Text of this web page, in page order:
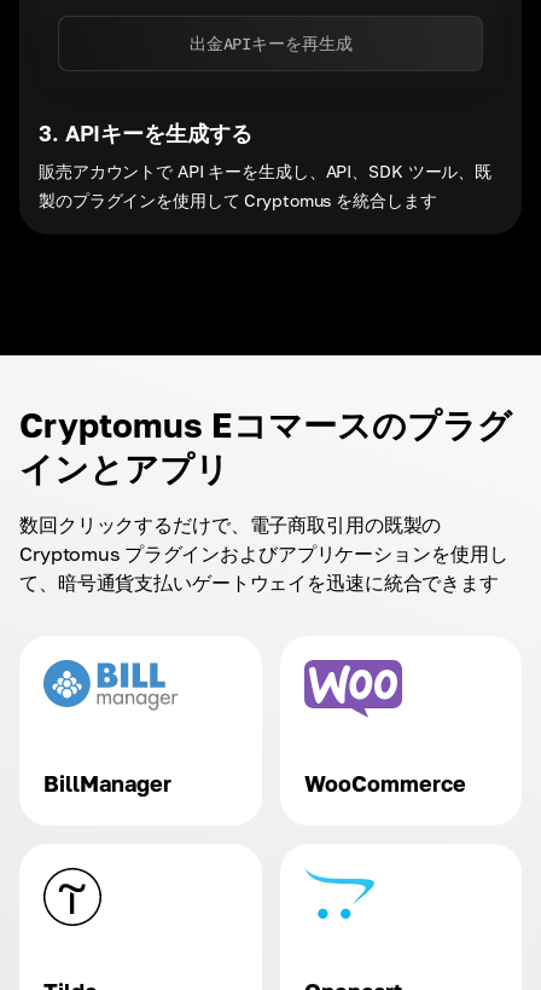
出金APIキーを再生成
3. APIキーを生成する
販売アカウントで API キーを生成し、API、SDK ツール、既
製のプラグインを使用して Cryptomus を統合します
Cryptomus Eコマースのプラグ
インとアプリ
数回クリックするだけで、電子商取引用の既製の
Cryptomus プラグインおよびアプリケーションを使用し
て、暗号通貨支払いゲートウェイを迅速に統合できます
BillManager WooCommerce